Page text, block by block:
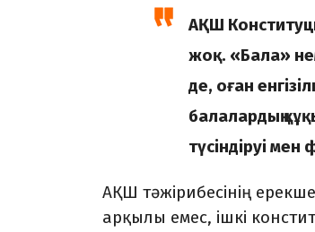
АҚШ
жоқ. «Бала»
де, оған
балалардың
түсіндіруі
АҚШ тәжірибесінің
арқылы емес, ішкі